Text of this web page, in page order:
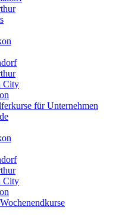
City
für Unternehmen
City